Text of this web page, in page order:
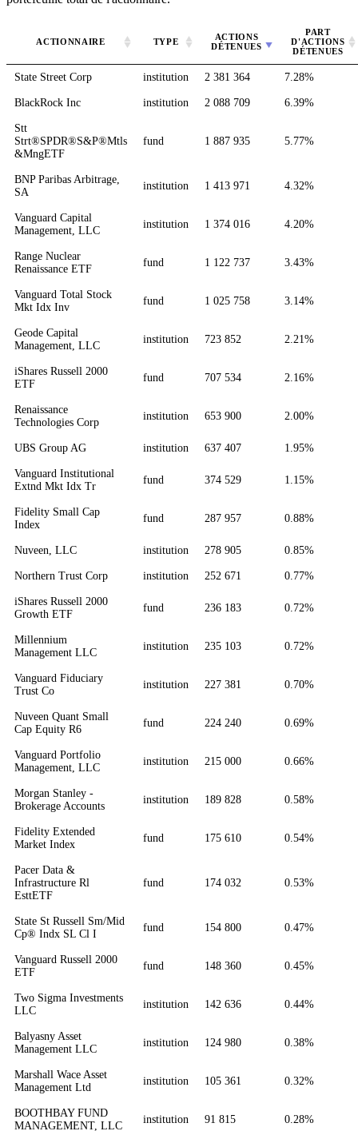
ACTIONNAIRE TYPE
ACTIONS
DÉTENUES
PART
D'ACTIONS
DÉTENUES
State Street Corp institution 2 381 364 7.28%
BlackRock Inc institution 2 088 709 6.39%
Stt
Strt®SPDR®S&P®Mtls
&MngETF
fund 1 887 935 5.77%
BNP Paribas Arbitrage,
SA
institution 1 413 971 4.32%
Vanguard Capital
Management, LLC
institution 1 374 016 4.20%
Range Nuclear
Renaissance ETF
fund 1 122 737 3.43%
Vanguard Total Stock
Mkt Idx Inv
fund 1 025 758 3.14%
Geode Capital
Management, LLC
institution 723 852 2.21%
iShares Russell 2000
ETF
fund 707 534 2.16%
Renaissance
Technologies Corp
institution 653 900 2.00%
UBS Group AG institution 637 407 1.95%
Vanguard Institutional
Extnd Mkt Idx Tr
fund 374 529 1.15%
Fidelity Small Cap
Index
fund 287 957 0.88%
Nuveen, LLC institution 278 905 0.85%
Northern Trust Corp institution 252 671 0.77%
iShares Russell 2000
Growth ETF
fund 236 183 0.72%
Millennium
Management LLC
institution 235 103 0.72%
Vanguard Fiduciary
Trust Co
institution 227 381 0.70%
Nuveen Quant Small
Cap Equity R6
fund 224 240 0.69%
Vanguard Portfolio
Management, LLC
institution 215 000 0.66%
Morgan Stanley -
Brokerage Accounts
institution 189 828 0.58%
Fidelity Extended
Market Index
fund 175 610 0.54%
Pacer Data &
Infrastructure Rl
EsttETF
fund 174 032 0.53%
State St Russell Sm/Mid
Cp® Indx SL Cl I
fund 154 800 0.47%
Vanguard Russell 2000
ETF
fund 148 360 0.45%
Two Sigma Investments
LLC
institution 142 636 0.44%
Balyasny Asset
Management LLC
institution 124 980 0.38%
Marshall Wace Asset
Management Ltd
institution 105 361 0.32%
BOOTHBAY FUND
MANAGEMENT, LLC
institution 91 815 0.28%